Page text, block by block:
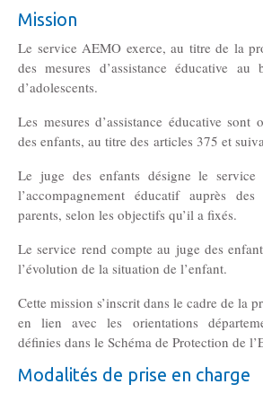
Mission
Le service AEMO exerce, au titre de la
des mesures d’assistance éducative au
d’adolescents.
Les mesures d’assistance éducative sont
des enfants, au titre des articles 375 et
Le juge des enfants désigne le
l’accompagnement éducatif auprès
parents, selon les objectifs qu’il a fixés.
Le service rend compte au juge des
l’évolution de la situation de l’enfant.
Cette mission s’inscrit dans le cadre de la
en lien avec les orientations
définies dans le Schéma de Protection de
Modalités de prise en charge